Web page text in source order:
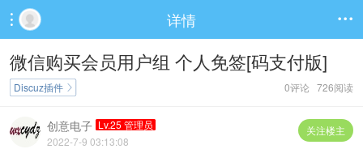
 详情 
微信购买会员用户组 个人免签[码支付版]
0评论 726阅读
Discuz插件 
关注楼主
创意电子 Lv.25 管理员
2022-7-9 03:13:08